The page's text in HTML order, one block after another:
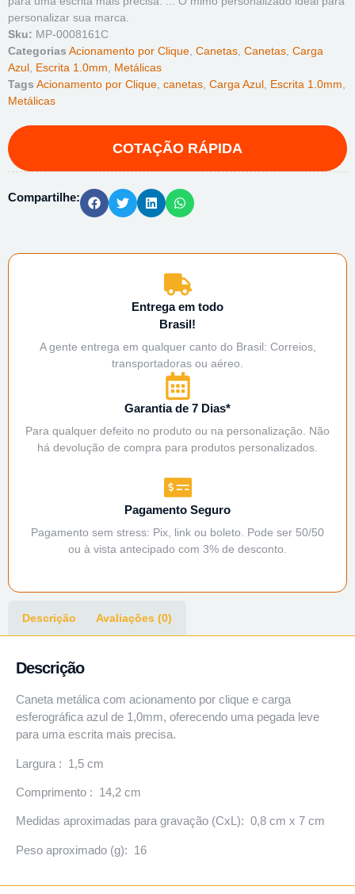
personalizar sua marca.
Sku: MP-0008161C
Categorias Acionamento por Clique Canetas Canetas Carga
Azul Escrita 1.0mm
Metálicas
Tags Acionamento por Clique canetas Carga Azul Escrita 1.0mm
Metálicas
Compartilhe:
Entrega em todo
Brasil!
A gente entrega em qualquer canto do Brasil: Correios,
transportadoras ou aéreo.
Garantia de 7 Dias*
Para qualquer defeito no produto ou na personalização. Não
há devolução de compra para produtos personalizados.
Pagamento Seguro
Pagamento sem stress: Pix, link ou boleto. Pode ser 50/50
ou à vista antecipado com 3% de desconto.
Descrição Avaliações (0)
Descrição
Caneta metálica com acionamento por clique e carga
esferográfica azul de 1,0mm, oferecendo uma pegada leve
para uma escrita mais precisa.
Largura : 1,5 cm
Comprimento : 14,2 cm
Medidas aproximadas para gravação (CxL): 0,8 cm x 7 cm
Peso aproximado (g): 16